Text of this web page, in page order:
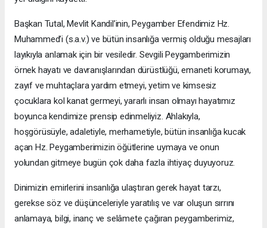
Başkan Tutal, Mevlit Kandil’inin, Peygamber Efendimiz Hz.
Muhammed’i (s.a.v.) ve bütün insanlığa vermiş olduğu mesajları
layıkıyla anlamak için bir vesiledir. Sevgili Peygamberimizin
örnek hayatı ve davranışlarından dürüstlüğü, emaneti korumayı,
zayıf ve muhtaçlara yardım etmeyi, yetim ve kimsesiz
çocuklara kol kanat germeyi, yararlı insan olmayı hayatımız
boyunca kendimize prensip edinmeliyiz. Ahlakıyla,
hoşgörüsüyle, adaletiyle, merhametiyle, bütün insanlığa kucak
açan Hz. Peygamberimizin öğütlerine uymaya ve onun
yolundan gitmeye bugün çok daha fazla ihtiyaç duyuyoruz.
Dinimizin emirlerini insanlığa ulaştıran gerek hayat tarzı,
gerekse söz ve düşünceleriyle yaratılış ve var oluşun sırrını
anlamaya, bilgi, inanç ve selâmete çağıran peygamberimiz,